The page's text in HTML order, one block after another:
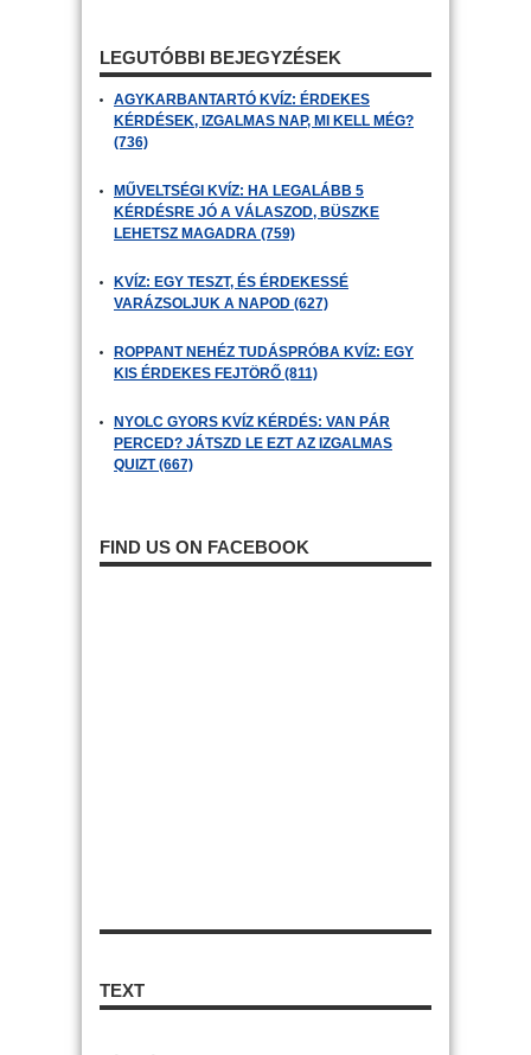
LEGUTÓBBI BEJEGYZÉSEK
AGYKARBANTARTÓ KVÍZ: ÉRDEKES
KÉRDÉSEK, IZGALMAS NAP, MI KELL MÉG?
(736)
MŰVELTSÉGI KVÍZ: HA LEGALÁBB 5
KÉRDÉSRE JÓ A VÁLASZOD, BÜSZKE
LEHETSZ MAGADRA (759)
KVÍZ: EGY TESZT, ÉS ÉRDEKESSÉ
VARÁZSOLJUK A NAPOD (627)
ROPPANT NEHÉZ TUDÁSPRÓBA KVÍZ: EGY
KIS ÉRDEKES FEJTÖRŐ (811)
NYOLC GYORS KVÍZ KÉRDÉS: VAN PÁR
PERCED? JÁTSZD LE EZT AZ IZGALMAS
QUIZT (667)
FIND US ON FACEBOOK
TEXT